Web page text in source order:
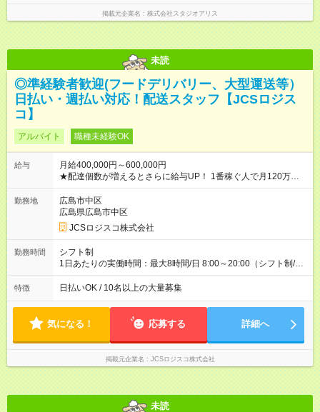
掲載元企業名 株式会社スタジオアリス
未読
◎準経験者歓迎(フードデリバリー、大型運送等）
日払い・週払い対応！配送スタッフ【JCSロジス
コ】
アルバイト 職種未経験OK
給与
月給400,000円～600,000円
★配達個数が増えるとさらに給与UP！ 1番稼ぐ人で月120万ほ
ど！ ・主要都市エリア 月収55万円／週5日稼働 月収65万~112
万円／週6日稼働 ・地方郊外エリア 月収40万円／週5日稼働 月
収40万円~50万円／週6日稼働 ＜モデルイメージ＞ ■月収50万
円 (27歳男性/江東区在住)※元建築関係 1日150個配達×25日勤務
(日休み) ■月収80万円(43歳男性/墨田区在住)※元営業 1日200個
勤務地
広島市中区
広島県広島市中区
JCSロジスコ株式会社
勤務時間
シフト制
1日あたりの実働時間：最大8時間/日 8:00～20:00（シフト制/実
働8時間） ※週5日勤務（場所次第では週4も有り） ※配達状況に
よって時間外での勤務可能性有り ※案件により多少の前後あり
特徴 日払いOK / 10名以上の大量募集
気になる！ 応募する 詳細へ
掲載元企業名 JCSロジスコ株式会社
未読